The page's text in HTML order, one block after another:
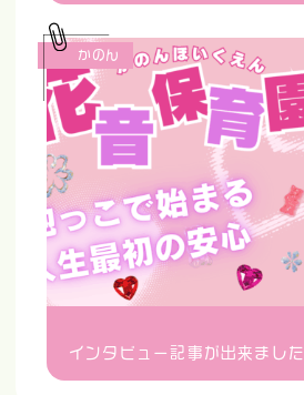
インタビュー記事が出来ました
かのん